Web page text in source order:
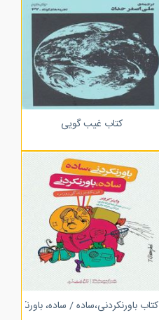
کتاب غیب گویی
کتاب باورنکردنی،ساده / ساده، باورنکردنی